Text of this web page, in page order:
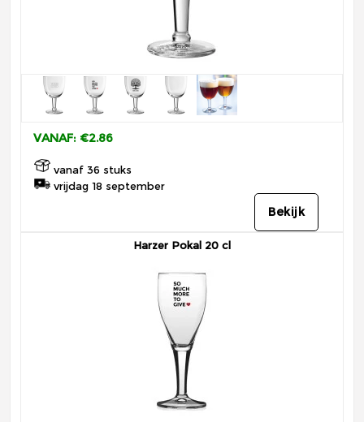
VANAF: €2.86
vanaf 36 stuks
vrijdag 18 september
Bekijk
Harzer Pokal 20 cl